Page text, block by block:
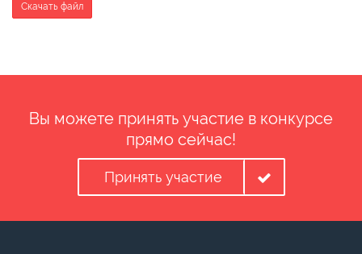
Скачать файл
Вы можете принять участие в конкурсе
прямо сейчас!
Принять участие